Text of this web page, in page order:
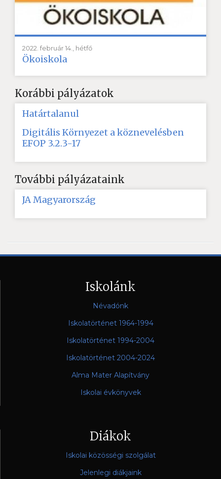
Korábbi pályázatok
Határtalanul
Digitális Környezet a köznevelésben
EFOP 3.2.3-17
2022. február 14., hétfő
Ökoiskola
További pályázataink
JA Magyarország
Iskolánk
Névadónk
Iskolatörténet 1964-1994
Iskolatörténet 1994-2004
Iskolatörténet 2004-2024
Alma Mater Alapítvány
Iskolai évkönyvek
Diákok
Iskolai közösségi szolgálat
Jelenlegi diákjaink